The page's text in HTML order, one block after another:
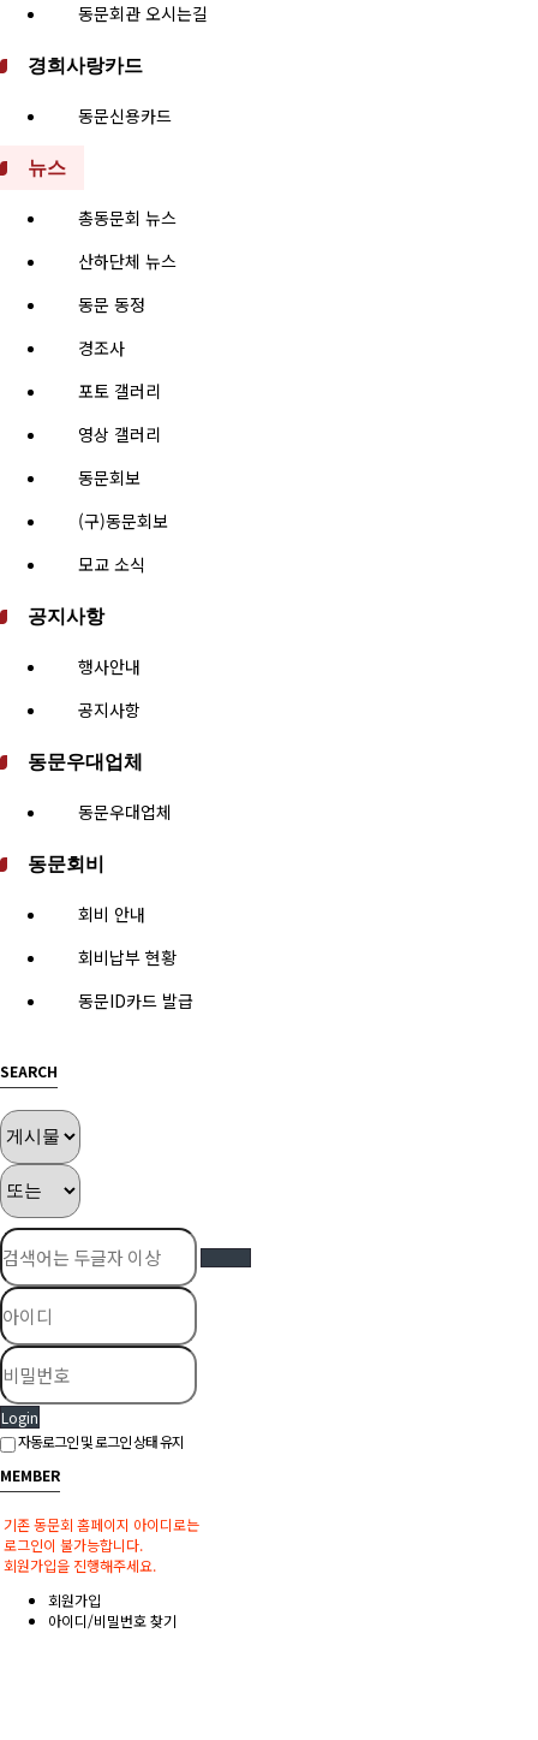
동문회관 오시는길
경희사랑카드
동문신용카드
뉴스
총동문회 뉴스
산하단체 뉴스
동문 동정
경조사
포토 갤러리
영상 갤러리
동문회보
(구)동문회보
모교 소식
공지사항
행사안내
공지사항
동문우대업체
동문우대업체
동문회비
회비 안내
회비납부 현황
동문ID카드 발급
SEARCH
Login
자동로그인 및 로그인 상태 유지
MEMBER
기존 동문회 홈페이지 아이디로는
로그인이 불가능합니다.
회원가입을 진행해주세요.
회원가입
아이디/비밀번호 찾기